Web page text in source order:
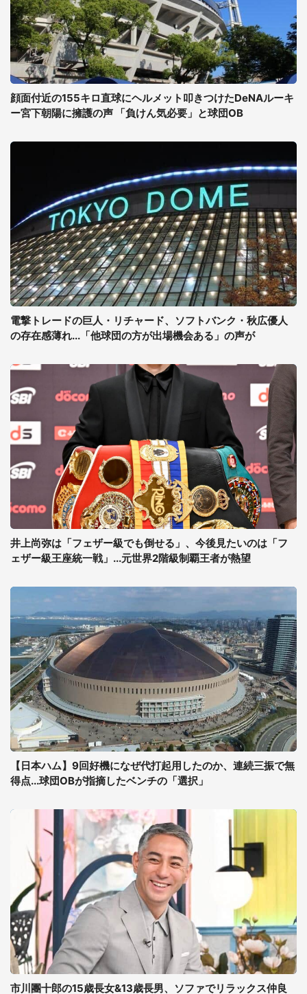
顔面付近の155キロ直球にヘルメット叩きつけたDeNAルーキ
ー宮下朝陽に擁護の声 「負けん気必要」と球団OB
電撃トレードの巨人・リチャード、ソフトバンク・秋広優人
の存在感薄れ...「他球団の方が出場機会ある」の声が
井上尚弥は「フェザー級でも倒せる」、今後見たいのは「フ
ェザー級王座統一戦」...元世界2階級制覇王者が熱望
【日本ハム】9回好機になぜ代打起用したのか、連続三振で無
得点...球団OBが指摘したベンチの「選択」
市川團十郎の15歳長女&13歳長男、ソファでリラックス仲良